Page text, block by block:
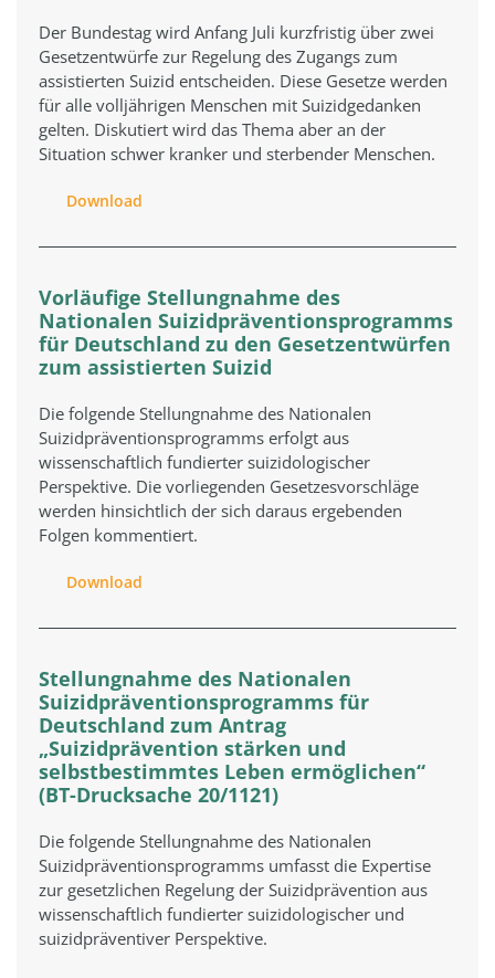
Der Bundestag wird Anfang Juli kurzfristig über zwei
Gesetzentwürfe zur Regelung des Zugangs zum
assistierten Suizid entscheiden. Diese Gesetze werden
für alle volljährigen Menschen mit Suizidgedanken
gelten. Diskutiert wird das Thema aber an der
Situation schwer kranker und sterbender Menschen.
Download
Vorläufige Stellungnahme des
Nationalen Suizidpräventionsprogramms
für Deutschland zu den Gesetzentwürfen
zum assistierten Suizid
Die folgende Stellungnahme des Nationalen
Suizidpräventionsprogramms erfolgt aus
wissenschaftlich fundierter suizidologischer
Perspektive. Die vorliegenden Gesetzesvorschläge
werden hinsichtlich der sich daraus ergebenden
Folgen kommentiert.
Download
Stellungnahme des Nationalen
Suizidpräventionsprogramms für
Deutschland zum Antrag
„Suizidprävention stärken und
selbstbestimmtes Leben ermöglichen“
(BT-Drucksache 20/1121)
Die folgende Stellungnahme des Nationalen
Suizidpräventionsprogramms umfasst die Expertise
zur gesetzlichen Regelung der Suizidprävention aus
wissenschaftlich fundierter suizidologischer und
suizidpräventiver Perspektive.